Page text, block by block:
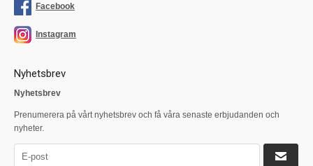
Facebook
Instagram
Nyhetsbrev
Nyhetsbrev
Prenumerera på vårt nyhetsbrev och få våra senaste erbjudanden och
nyheter.